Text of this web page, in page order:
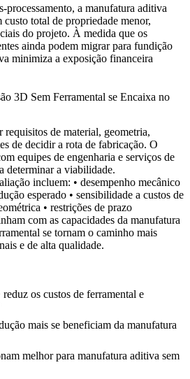
processamento, a manufatura aditiva
custo total de propriedade menor,
do projeto. À medida que os
ainda podem migrar para fundição
minimiza a exposição financeira
3D Sem Ferramental se Encaixa no
requisitos de material, geometria,
de decidir a rota de fabricação. O
equipes de engenharia e serviços de
determinar a viabilidade.
incluem: • desempenho mecânico
esperado • sensibilidade a custos de
• restrições de prazo
com as capacidades da manufatura
se tornam o caminho mais
e de alta qualidade.
os custos de ferramental e
mais se beneficiam da manufatura
melhor para manufatura aditiva sem